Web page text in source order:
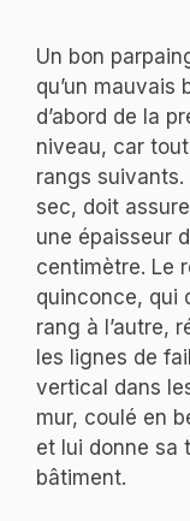
Un bon
qu’un mauvais
d’abord de la
niveau, car
rangs
sec, doit
une épaisseur
centimètre. Le
quinconce, qui
rang à l’autre,
les lignes de
vertical dans
mur, coulé en
et lui donne sa
bâtiment.